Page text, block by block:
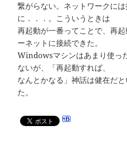
繋がらない。ネットワークに
に．．．。こういうときは
再起動が一番ってことで、再
ーネットに接続できた。
Windowsマシンはあまり使っ
ないが、「再起動すれば、
なんとかなる」神話は健在だ
た。